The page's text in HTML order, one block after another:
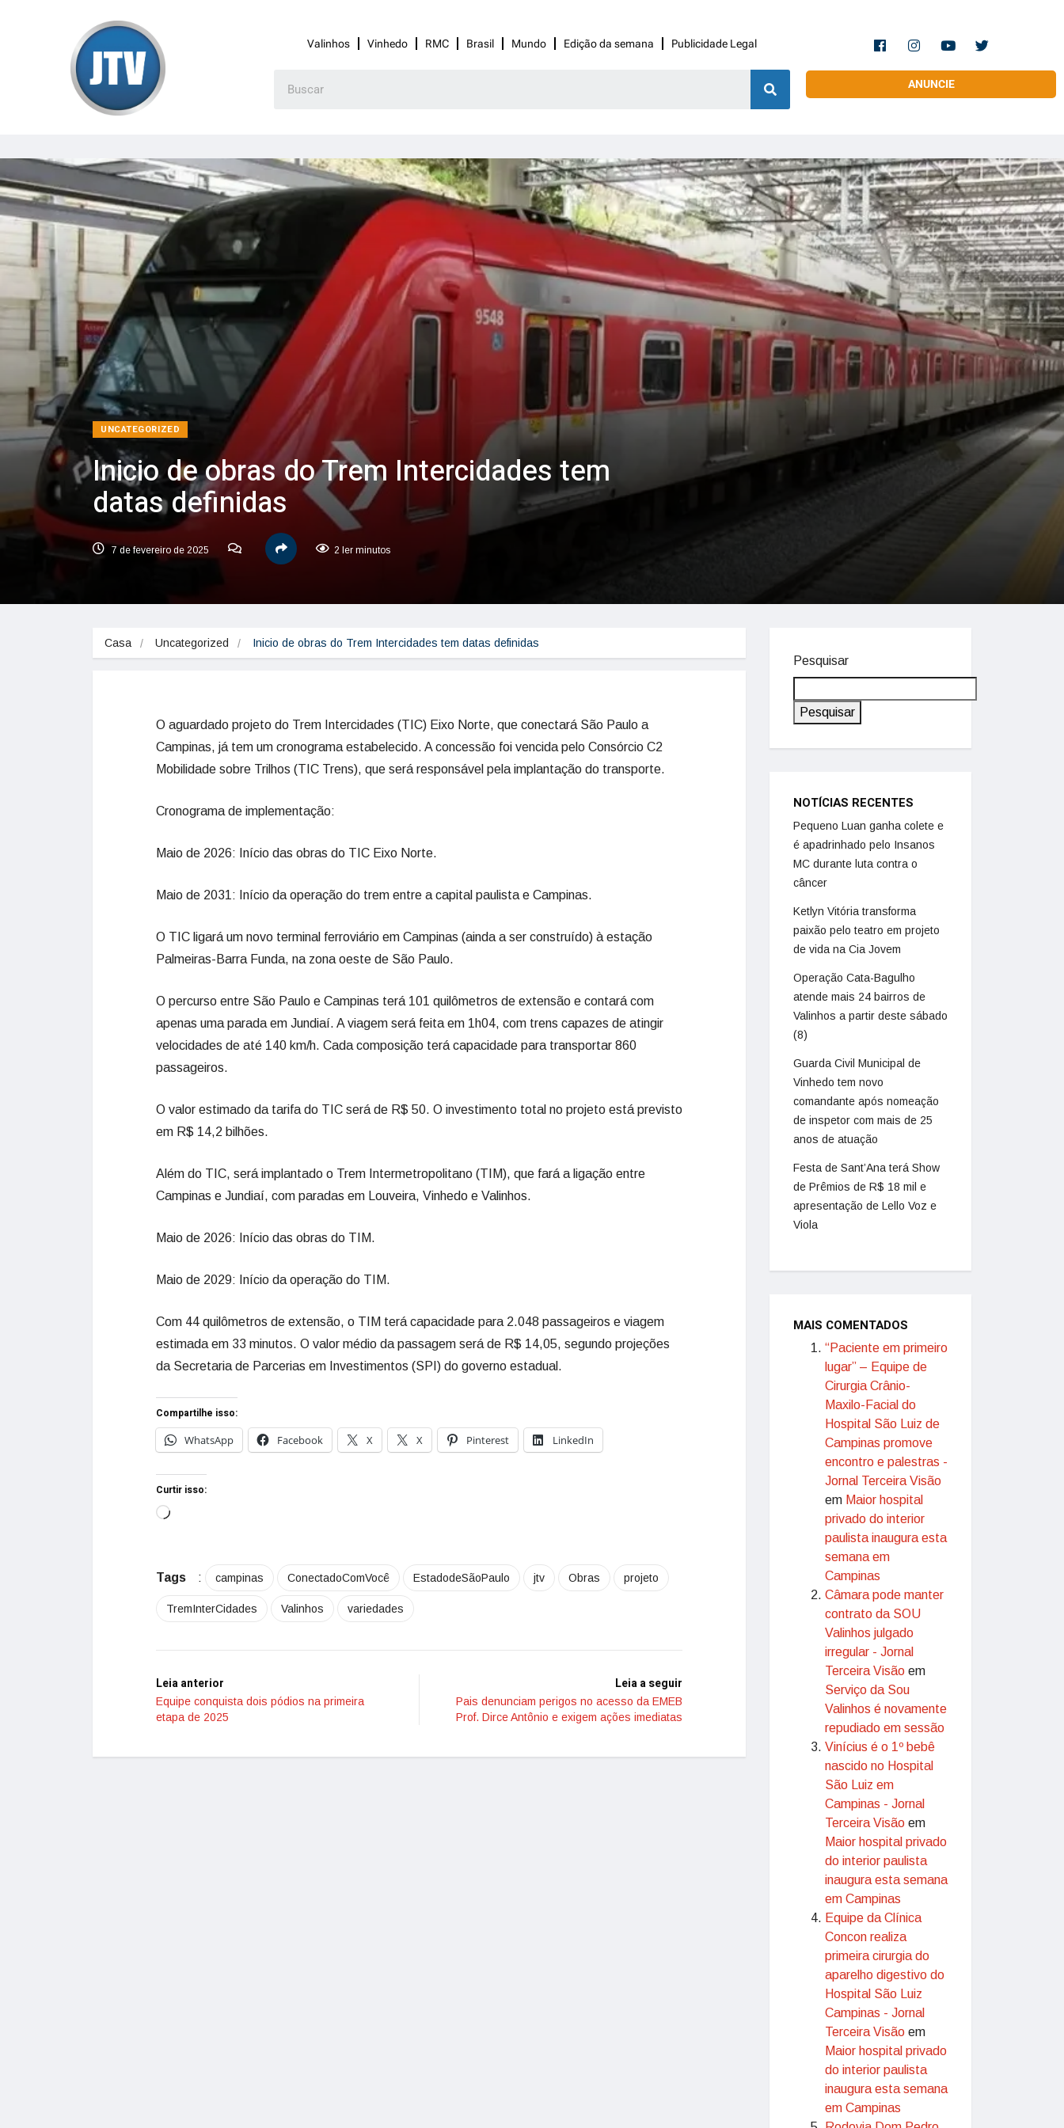
Valinhos Vinhedo RMC Brasil Mundo Edição da semana Publicidade Legal
ANUNCIE
UNCATEGORIZED
Inicio de obras do Trem Intercidades tem
datas definidas
7 de fevereiro de 2025 2 ler minutos
Casa Uncategorized Inicio de obras do Trem Intercidades tem datas definidas
O aguardado projeto do Trem Intercidades (TIC) Eixo Norte, que conectará São Paulo a
Campinas, já tem um cronograma estabelecido. A concessão foi vencida pelo Consórcio C2
Mobilidade sobre Trilhos (TIC Trens), que será responsável pela implantação do transporte.
Cronograma de implementação:
Maio de 2026: Início das obras do TIC Eixo Norte.
Maio de 2031: Início da operação do trem entre a capital paulista e Campinas.
O TIC ligará um novo terminal ferroviário em Campinas (ainda a ser construído) à estação
Palmeiras-Barra Funda, na zona oeste de São Paulo.
O percurso entre São Paulo e Campinas terá 101 quilômetros de extensão e contará com
apenas uma parada em Jundiaí. A viagem será feita em 1h04, com trens capazes de atingir
velocidades de até 140 km/h. Cada composição terá capacidade para transportar 860
passageiros.
O valor estimado da tarifa do TIC será de R$ 50. O investimento total no projeto está previsto
em R$ 14,2 bilhões.
Além do TIC, será implantado o Trem Intermetropolitano (TIM), que fará a ligação entre
Campinas e Jundiaí, com paradas em Louveira, Vinhedo e Valinhos.
Maio de 2026: Início das obras do TIM.
Maio de 2029: Início da operação do TIM.
Com 44 quilômetros de extensão, o TIM terá capacidade para 2.048 passageiros e viagem
estimada em 33 minutos. O valor médio da passagem será de R$ 14,05, segundo projeções
da Secretaria de Parcerias em Investimentos (SPI) do governo estadual.
Compartilhe isso:
WhatsApp
Facebook X X Pinterest LinkedIn
Curtir isso:
Tags : campinas ConectadoComVocê EstadodeSãoPaulo jtv Obras projeto
TremInterCidades Valinhos variedades
Leia anterior
Equipe conquista dois pódios na primeira
etapa de 2025
Leia a seguir
Pais denunciam perigos no acesso da EMEB
Prof. Dirce Antônio e exigem ações imediatas
Pesquisar
Pesquisar
NOTÍCIAS RECENTES
Pequeno Luan ganha colete e
é apadrinhado pelo Insanos
MC durante luta contra o
câncer
Ketlyn Vitória transforma
paixão pelo teatro em projeto
de vida na Cia Jovem
Operação Cata-Bagulho
atende mais 24 bairros de
Valinhos a partir deste sábado
(8)
Guarda Civil Municipal de
Vinhedo tem novo
comandante após nomeação
de inspetor com mais de 25
anos de atuação
Festa de Sant’Ana terá Show
de Prêmios de R$ 18 mil e
apresentação de Lello Voz e
Viola
MAIS COMENTADOS
“Paciente em primeiro
lugar” – Equipe de
Cirurgia Crânio-
Maxilo-Facial do
Hospital São Luiz de
Campinas promove
encontro e palestras -
Jornal Terceira Visão
em Maior hospital
privado do interior
paulista inaugura esta
semana em
Campinas
Câmara pode manter
contrato da SOU
Valinhos julgado
irregular - Jornal
Terceira Visão em
Serviço da Sou
Valinhos é novamente
repudiado em sessão
Vinícius é o 1º bebê
nascido no Hospital
São Luiz em
Campinas - Jornal
Terceira Visão em
Maior hospital privado
do interior paulista
inaugura esta semana
em Campinas
Equipe da Clínica
Concon realiza
primeira cirurgia do
aparelho digestivo do
Hospital São Luiz
Campinas - Jornal
Terceira Visão em
Maior hospital privado
do interior paulista
inaugura esta semana
em Campinas